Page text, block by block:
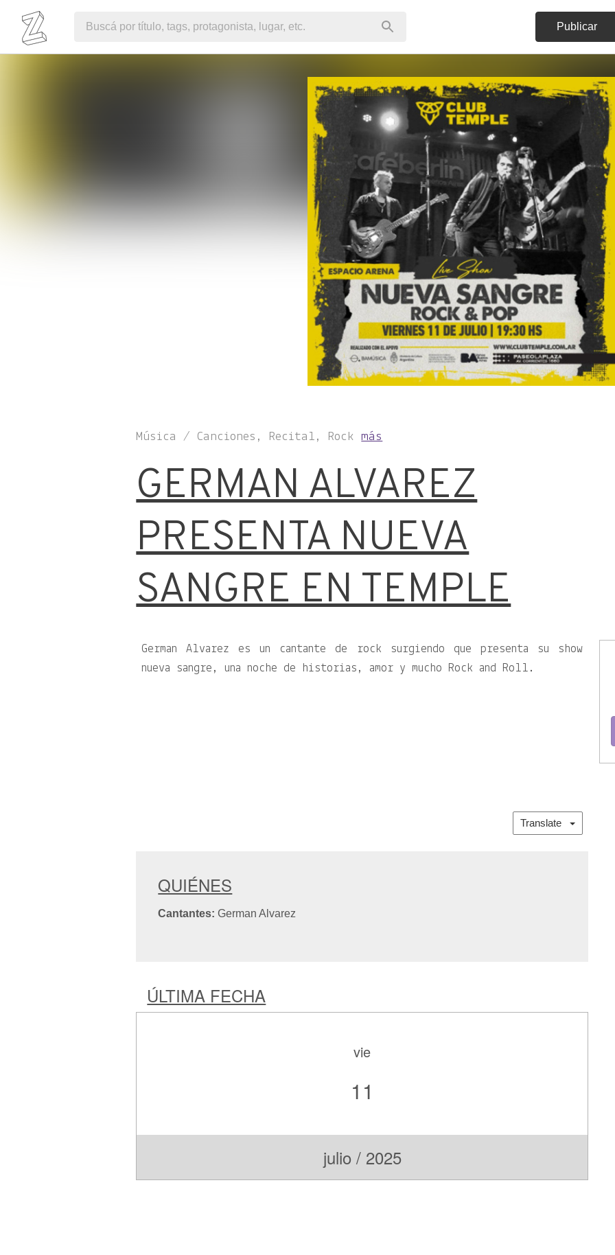
Publicar
Música / Canciones, Recital, Rockmás
GERMAN ALVAREZ
PRESENTA NUEVA
SANGRE EN TEMPLE
German Alvarez es un cantante de rock surgiendo que presenta su show
nueva sangre, una noche de historias, amor y mucho Rock and Roll.
Translate
QUIÉNES
Cantantes: German Alvarez
ÚLTIMA FECHA
vie
11
julio / 2025